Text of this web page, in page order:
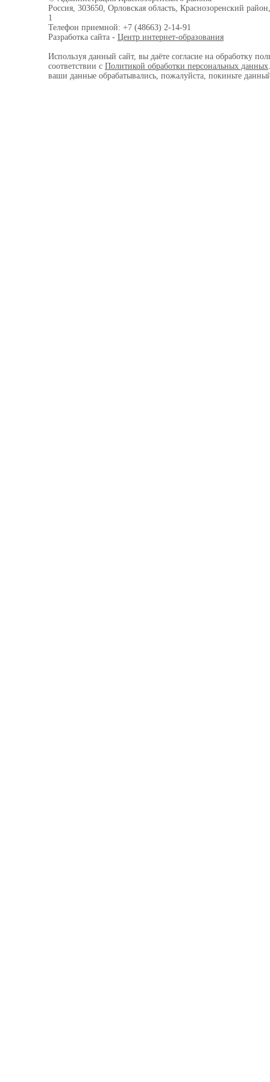
Россия, 303650, Орловская область, Краснозоренский
1
Телефон приемной: +7 (48663) 2-14-91
Разработка сайта - Центр интернет-образования
Используя данный сайт, вы даёте согласие на обработку
соответствии с Политикой обработки персональных данных
ваши данные обрабатывались, пожалуйста, покиньте